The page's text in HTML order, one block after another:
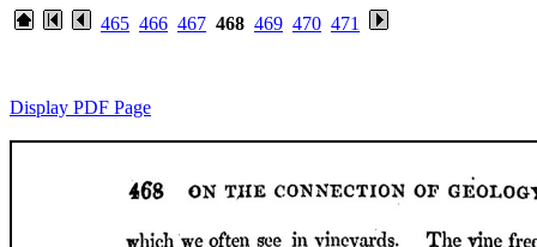
465 466 467 468 469 470 471
Display PDF Page